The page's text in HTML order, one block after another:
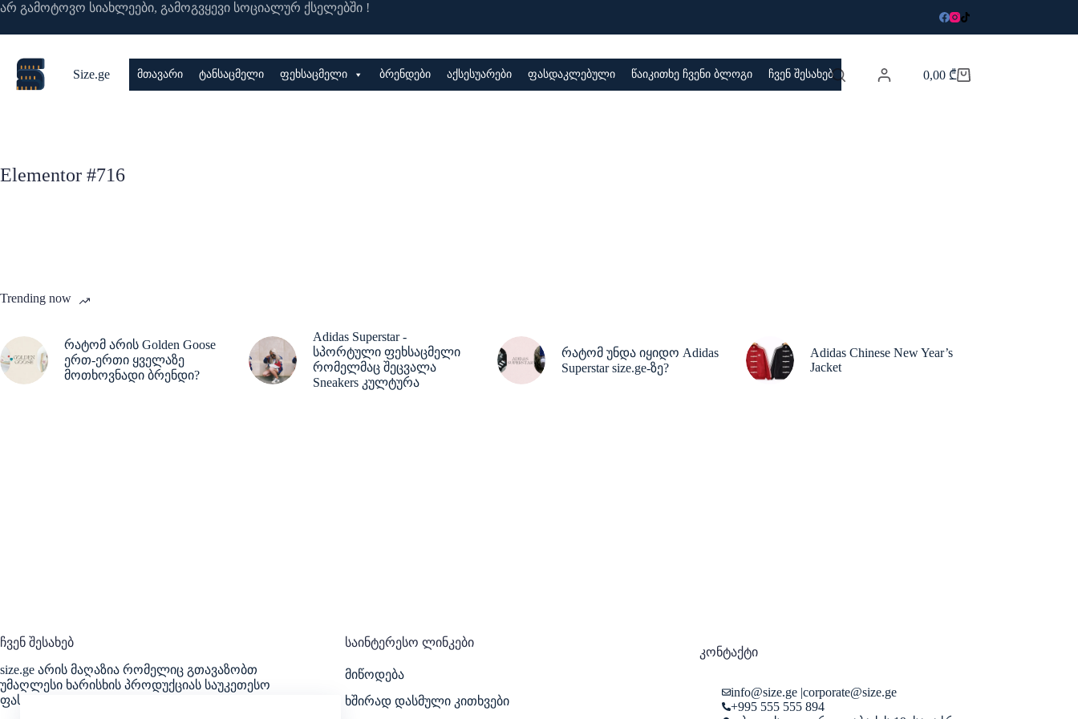
არ გამოტოვო სიახლეები, გამოგვყევი სოციალურ ქსელებში !
Size.ge მთავარი ტანსაცმელი ფეხსაცმელი ბრენდები აქსესუარები ფასდაკლებული წაიკითხე ჩვენი ბლოგი ჩვენ შესახებ 0,00 ₾
Elementor #716
Trending now
რატომ არის Golden Goose
ერთ-ერთი ყველაზე
მოთხოვნადი ბრენდი?
Adidas Superstar -
სპორტული ფეხსაცმელი
რომელმაც შეცვალა
Sneakers კულტურა
რატომ უნდა იყიდო Adidas
Superstar size.ge-ზე?
Adidas Chinese New Year’s
Jacket
ჩვენ შესახებ
size.ge არის მაღაზია რომელიც გთავაზობთ
უმაღლესი ხარისხის პროდუქციას საუკეთესო
ფასად.
საინტერესო ლინკები
მიწოდება
ხშირად დასმული კითხვები
კონტაქტი
info@size.ge |corporate@size.ge
+995 555 555 894